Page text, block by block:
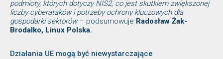
podmioty, których dotyczy NIS2, co jest skutkiem zwiększonej
liczby cyberataków i potrzeby ochrony kluczowych dla
gospodarki sektorów– podsumowuje Radosław Żak-
Brodalko, Linux Polska.
Działania UE mogą być niewystarczające